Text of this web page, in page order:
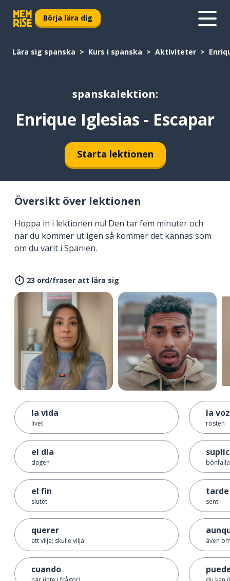
Börja lära dig
Lära sig spanska Kurs i spanska Aktiviteter
spanskalektion:
Enrique Iglesias - Escapar
Starta lektionen
Översikt över lektionen
Hoppa in i lektionen nu! Den tar fem minuter och
när du kommer ut igen så kommer det kännas som
om du varit i Spanien.
23 ord/fraser att lära sig
la vida
livet
el día
dagen
el fin
slutet
querer
att vilja; skulle vilja
cuando
la voz
rösten
bönfalla
tarde
sent
även